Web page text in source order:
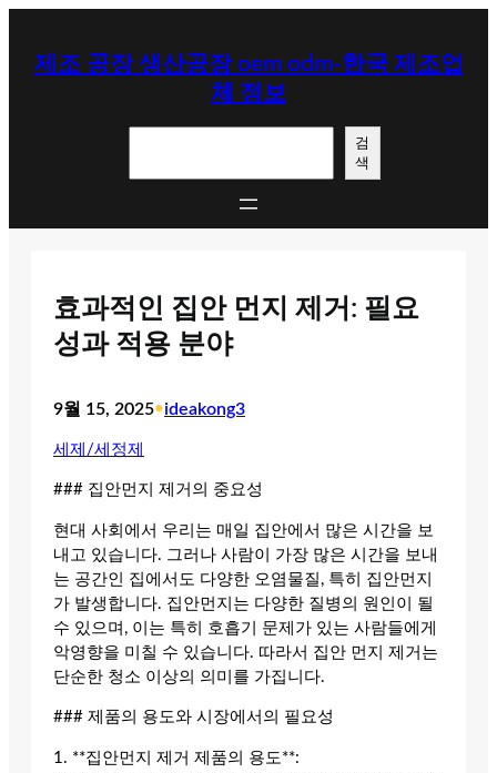
제조 공장 생산공장 oem odm-한국 제조업
체 정보
검
색
효과적인 집안 먼지 제거: 필요
성과 적용 분야
9월 15, 2025•ideakong3
세제/세정제
### 집안먼지 제거의 중요성
현대 사회에서 우리는 매일 집안에서 많은 시간을 보
내고 있습니다. 그러나 사람이 가장 많은 시간을 보내
는 공간인 집에서도 다양한 오염물질, 특히 집안먼지
가 발생합니다. 집안먼지는 다양한 질병의 원인이 될
수 있으며, 이는 특히 호흡기 문제가 있는 사람들에게
악영향을 미칠 수 있습니다. 따라서 집안 먼지 제거는
단순한 청소 이상의 의미를 가집니다.
### 제품의 용도와 시장에서의 필요성
1. **집안먼지 제거 제품의 용도**: